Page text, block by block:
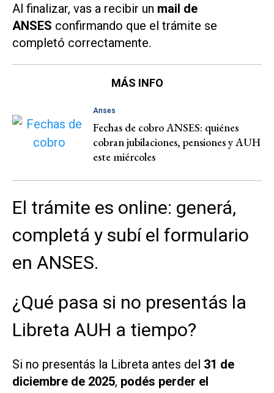
Al finalizar, vas a recibir un mail de
ANSES confirmando que el trámite se
completó correctamente.
MÁS INFO
Anses
Fechas de cobro ANSES: quiénes
cobran jubilaciones, pensiones y AUH
este miércoles
El trámite es online: generá,
completá y subí el formulario
en ANSES.
¿Qué pasa si no presentás la
Libreta AUH a tiempo?
Si no presentás la Libreta antes del 31 de
diciembre de 2025, podés perder el